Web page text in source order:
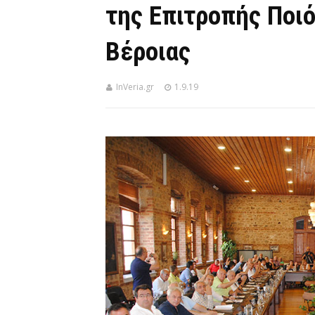
της Επιτροπής
Βέροιας
InVeria.gr 1.9.19